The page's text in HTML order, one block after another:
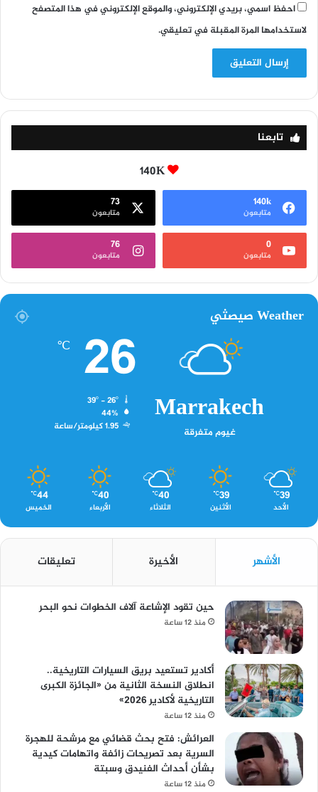
احفظ اسمي، بريدي الإلكتروني، والموقع الإلكتروني في هذا المتصفح
لاستخدامها المرة المقبلة في تعليقي.
تابعنا
140K
140k
متابعون
73
متابعون
0
متابعون
76
متابعون
Weather صيصثي
Marrakech
غيوم متفرقة
26
℃
44%
1.95 كيلومتر/ساعة
39
℃
الأحد
39
℃
الأثنين
40
℃
الثلاثاء
40
℃
الأربعاء
44
℃
الخميس
الأشهر الأخيرة تعليقات
حين تقود الإشاعة آلاف الخطوات نحو البحر
منذ 12 ساعة
أكادير تستعيد بريق السيارات التاريخية..
انطلاق النسخة الثانية من «الجائزة الكبرى
التاريخية لأكادير 2026»
منذ 12 ساعة
العرائش: فتح بحث قضائي مع مرشحة للهجرة
السرية بعد تصريحات زائفة واتهامات كيدية
بشأن أحداث الفنيدق وسبتة
منذ 12 ساعة